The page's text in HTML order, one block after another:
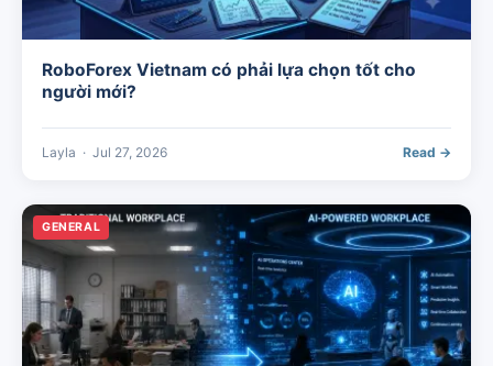
RoboForex Vietnam có phải lựa chọn tốt cho
người mới?
Layla · Jul 27, 2026 Read →
GENERAL